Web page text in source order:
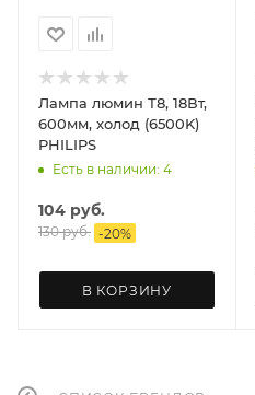
Лампа люмин Т8, 18Вт,
600мм, холод (6500K)
PHILIPS
Есть в наличии: 4
104 руб.
130руб. -20%
В КОРЗИНУ